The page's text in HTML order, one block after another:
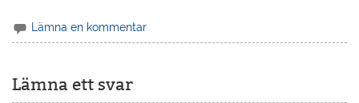
Lämna en kommentar
Lämna ett svar